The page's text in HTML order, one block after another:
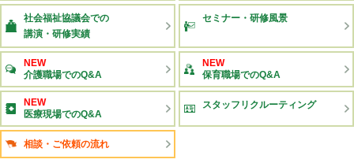
社会福祉協議会での
講演・研修実績
セミナー・研修風景
NEW
介護職場でのQ&A
NEW
保育職場でのQ&A
NEW
医療現場でのQ&A
スタッフリクルーティング
相談・ご依頼の流れ